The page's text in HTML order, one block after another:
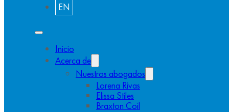
EN
Inicio
Acerca de
Nuestros abogados
Lorena Rivas
Elissa Stiles
Braxton Coil